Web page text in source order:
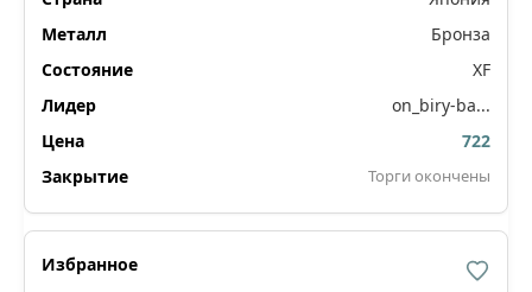
Бронза
XF
on_biry-ba...
722
Торги окончены